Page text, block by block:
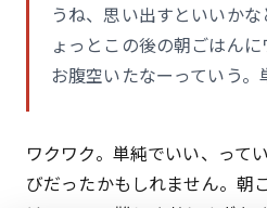
うね、思い出すといいか
ょっとこの後の朝ごはんに
お腹空いたなーっていう。
ワクワク。単純でいい、って
びだったかもしれません。朝